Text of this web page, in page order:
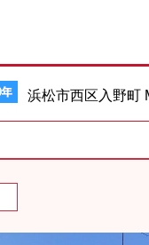
浜松市西区入野町